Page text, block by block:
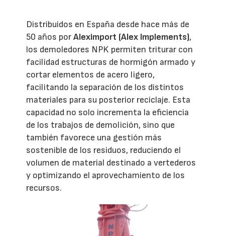
Distribuidos en España desde hace más de
50 años porAleximport (Alex Implements),
los demoledores NPK permiten triturar con
facilidad estructuras de hormigón armado y
cortar elementos de acero ligero,
facilitando la separación de los distintos
materiales para su posterior reciclaje. Esta
capacidad no solo incrementa la eficiencia
de los trabajos de demolición, sino que
también favorece una gestión más
sostenible de los residuos, reduciendo el
volumen de material destinado a vertederos
y optimizando el aprovechamiento de los
recursos.